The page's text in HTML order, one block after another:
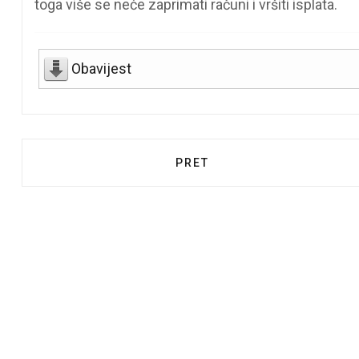
toga više se neće zaprimati računi i vršiti isplata.
Obavijest
PRETHODNI ČLANAK:
PRET